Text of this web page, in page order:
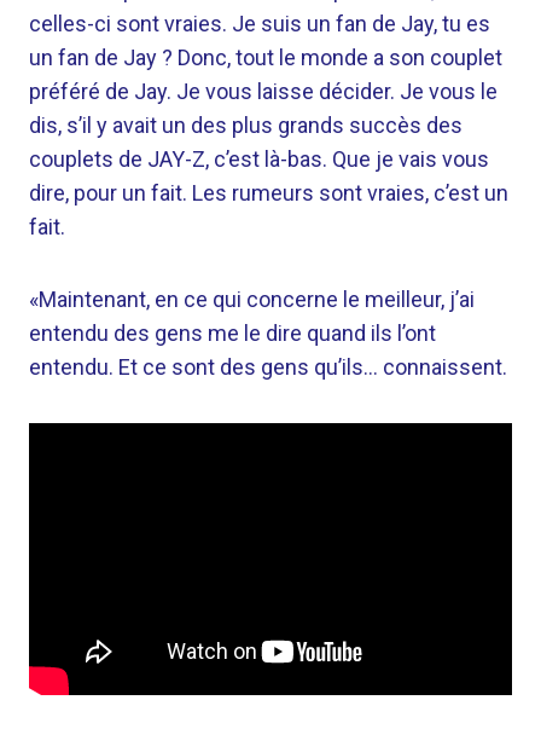
celles-ci sont vraies. Je suis un fan de Jay, tu es
un fan de Jay ? Donc, tout le monde a son couplet
préféré de Jay. Je vous laisse décider. Je vous le
dis, s’il y avait un des plus grands succès des
couplets de JAY-Z, c’est là-bas. Que je vais vous
dire, pour un fait. Les rumeurs sont vraies, c’est un
fait.
«Maintenant, en ce qui concerne le meilleur, j’ai
entendu des gens me le dire quand ils l’ont
entendu. Et ce sont des gens qu’ils… connaissent.